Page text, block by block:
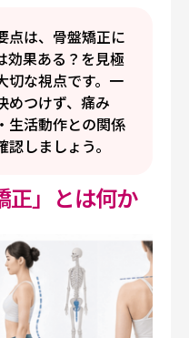
点は、骨盤矯正に
効果ある？を見極
切な視点です。一
めつけず、痛み
生活動作との関係
しましょう。
正」とは何か